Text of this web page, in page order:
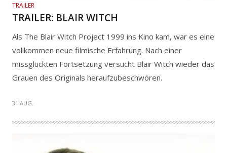
TRAILER
TRAILER: BLAIR WITCH
Als The Blair Witch Project 1999 ins Kino kam, war es eine
vollkommen neue filmische Erfahrung. Nach einer
missglückten Fortsetzung versucht Blair Witch wieder das
Grauen des Originals heraufzubeschwören.
31 AUG.